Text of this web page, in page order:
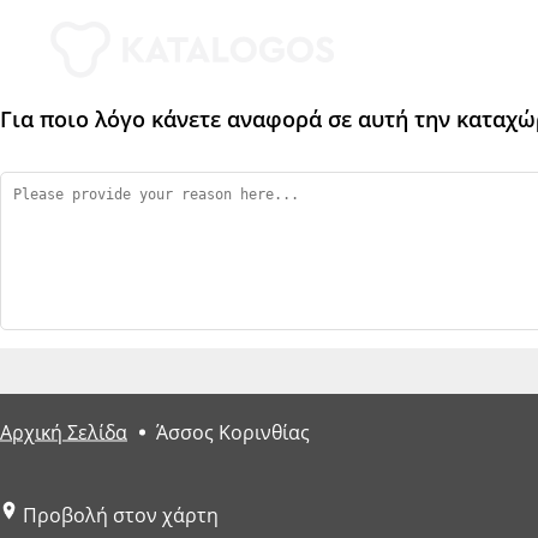
Για ποιο λόγο κάνετε αναφορά σε αυτή την
Αρχική Σελίδα Άσσος Κορινθίας
Προβολή στον χάρτη